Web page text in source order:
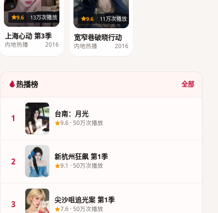
33集
9.6 13万次播放
上海心动 第3季
内地热播 2016
23集
9.6 11万次播放
宽窄巷破晓行动
内地热播 2016
热播榜 全部
1 台南：月光
9.6 · 50万次播放
2 新杭州狂飙 第1季
9.1 · 50万次播放
3 尖沙咀追光案 第1季
7.6 · 50万次播放